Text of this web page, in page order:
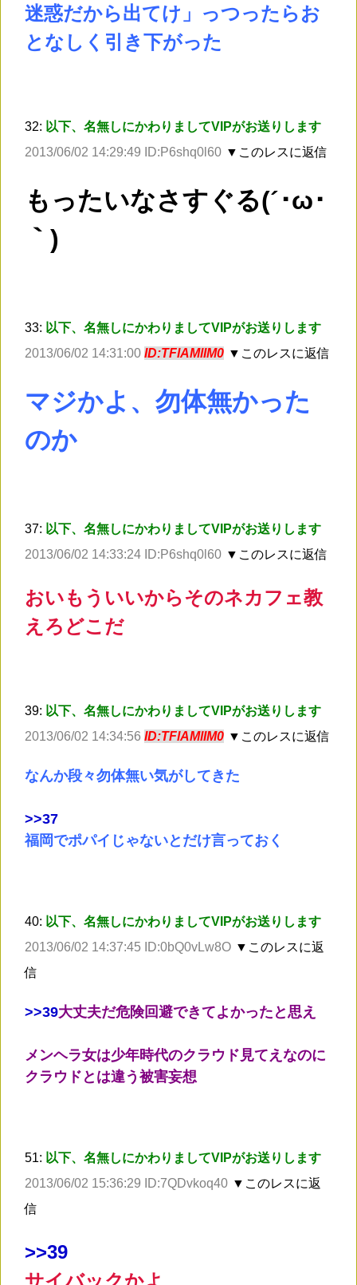
迷惑だから出てけ」っつったらお
となしく引き下がった
32: 以下、名無しにかわりましてVIPがお送りします
2013/06/02 14:29:49 ID:P6shq0l60 ▼このレスに返信
もったいなさすぐる(´･ω･
｀)
33: 以下、名無しにかわりましてVIPがお送りします
2013/06/02 14:31:00 ID:TFlAMlIM0 ▼このレスに返信
マジかよ、勿体無かった
のか
37: 以下、名無しにかわりましてVIPがお送りします
2013/06/02 14:33:24 ID:P6shq0l60 ▼このレスに返信
おいもういいからそのネカフェ教
えろどこだ
39: 以下、名無しにかわりましてVIPがお送りします
2013/06/02 14:34:56 ID:TFlAMlIM0 ▼このレスに返信
なんか段々勿体無い気がしてきた
>>37
福岡でポパイじゃないとだけ言っておく
40: 以下、名無しにかわりましてVIPがお送りします
2013/06/02 14:37:45 ID:0bQ0vLw8O ▼このレスに返
信
>>39大丈夫だ危険回避できてよかったと思え
メンヘラ女は少年時代のクラウド見てえなのに
クラウドとは違う被害妄想
51: 以下、名無しにかわりましてVIPがお送りします
2013/06/02 15:36:29 ID:7QDvkoq40 ▼このレスに返
信
>>39
サイバックかよ